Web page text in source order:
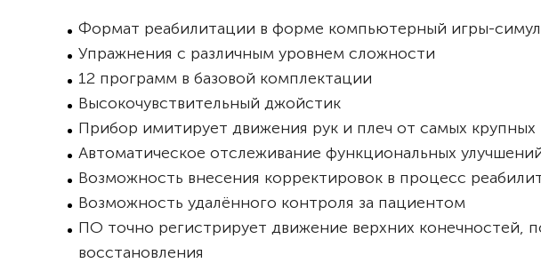
Формат реабилитации в форме компьютерный игры-
Упражнения с различным уровнем сложности
12 программ в базовой комплектации
Высокочувствительный джойстик
Прибор имитирует движения рук и плеч от самых
Автоматическое отслеживание функциональных
Возможность внесения корректировок в процесс
Возможность удалённого контроля за пациентом
ПО точно регистрирует движение верхних конечностей,
восстановления